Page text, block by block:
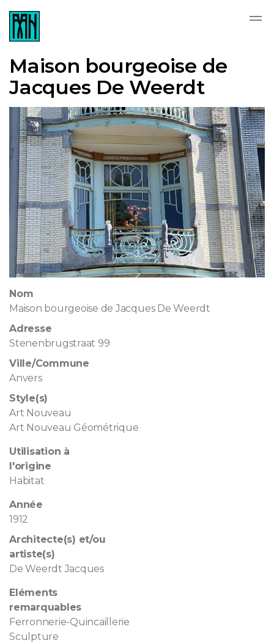
Maison bourgeoise de
Jacques De Weerdt
Nom
Maison bourgeoise de Jacques De Weerdt
Adresse
Stenenbrugstraat 99
Ville/Commune
Anvers
Style(s)
Art Nouveau
Art Nouveau Géométrique
Utilisation à
l'origine
Habitat
Année
1912
Architecte(s) et/ou
artiste(s)
De Weerdt Jacques
Eléments
remarquables
Ferronnerie-Quincaillerie
Sculpture